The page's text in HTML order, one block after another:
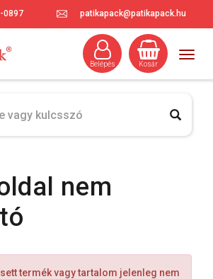
0897 patikapack@patikapack.hu
Kosár
Belépés
nem
termék vagy tartalom jelenleg nem